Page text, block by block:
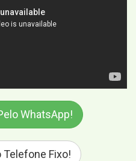
WhatsApp!
Fixo!